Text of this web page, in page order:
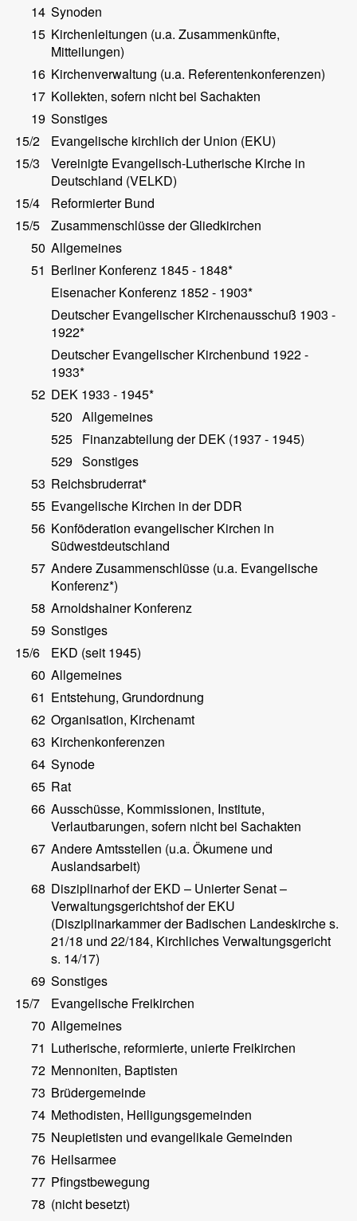
14 Synoden
15 Kirchenleitungen (u.a. Zusammenkünfte,
Mitteilungen)
16 Kirchenverwaltung (u.a. Referentenkonferenzen)
17 Kollekten, sofern nicht bei Sachakten
19 Sonstiges
15/2
Evangelische kirchlich der Union (EKU)
15/3
Vereinigte Evangelisch-Lutherische Kirche in
Deutschland (VELKD)
15/4
Reformierter Bund
15/5
Zusammenschlüsse der Gliedkirchen
50 Allgemeines
51 Berliner Konferenz 1845 - 1848*
Eisenacher Konferenz 1852 - 1903*
Deutscher Evangelischer Kirchenausschuß 1903 -
1922*
Deutscher Evangelischer Kirchenbund 1922 -
1933*
52 DEK 1933 - 1945*
520 Allgemeines
525 Finanzabteilung der DEK (1937 - 1945)
529 Sonstiges
53 Reichsbruderrat*
55 Evangelische Kirchen in der DDR
56 Konföderation evangelischer Kirchen in
Südwestdeutschland
57 Andere Zusammenschlüsse (u.a. Evangelische
Konferenz*)
58 Arnoldshainer Konferenz
59 Sonstiges
15/6
EKD (seit 1945)
60 Allgemeines
61 Entstehung, Grundordnung
62 Organisation, Kirchenamt
63 Kirchenkonferenzen
64 Synode
65 Rat
66 Ausschüsse, Kommissionen, Institute,
Verlautbarungen, sofern nicht bei Sachakten
67 Andere Amtsstellen (u.a. Ökumene und
Auslandsarbeit)
68 Disziplinarhof der EKD – Unierter Senat –
Verwaltungsgerichtshof der EKU
(Disziplinarkammer der Badischen Landeskirche s.
21/18 und 22/184, Kirchliches Verwaltungsgericht
s. 14/17)
69 Sonstiges
15/7
Evangelische Freikirchen
70 Allgemeines
71 Lutherische, reformierte, unierte Freikirchen
72 Mennoniten, Baptisten
73 Brüdergemeinde
74 Methodisten, Heiligungsgemeinden
75 Neupietisten und evangelikale Gemeinden
76 Heilsarmee
77 Pfingstbewegung
78 (nicht besetzt)